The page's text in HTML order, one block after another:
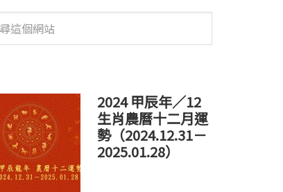
2024 甲辰年／12
生肖農曆十二月運
勢（2024.12.31－
2025.01.28）